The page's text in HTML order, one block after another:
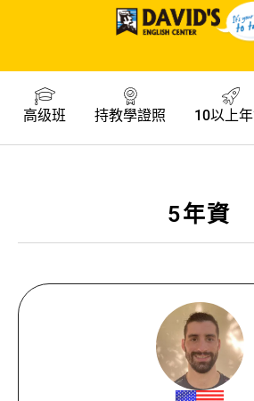
高级班 持教學證照 10以上
5年資